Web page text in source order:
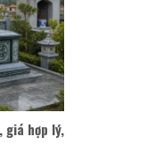
giá hợp lý,